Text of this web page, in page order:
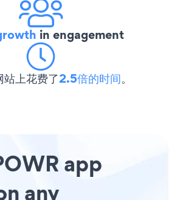
in engagement
上花费了2.5倍的时间。
app
any